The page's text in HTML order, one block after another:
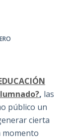
, las
público un
cierta
momento